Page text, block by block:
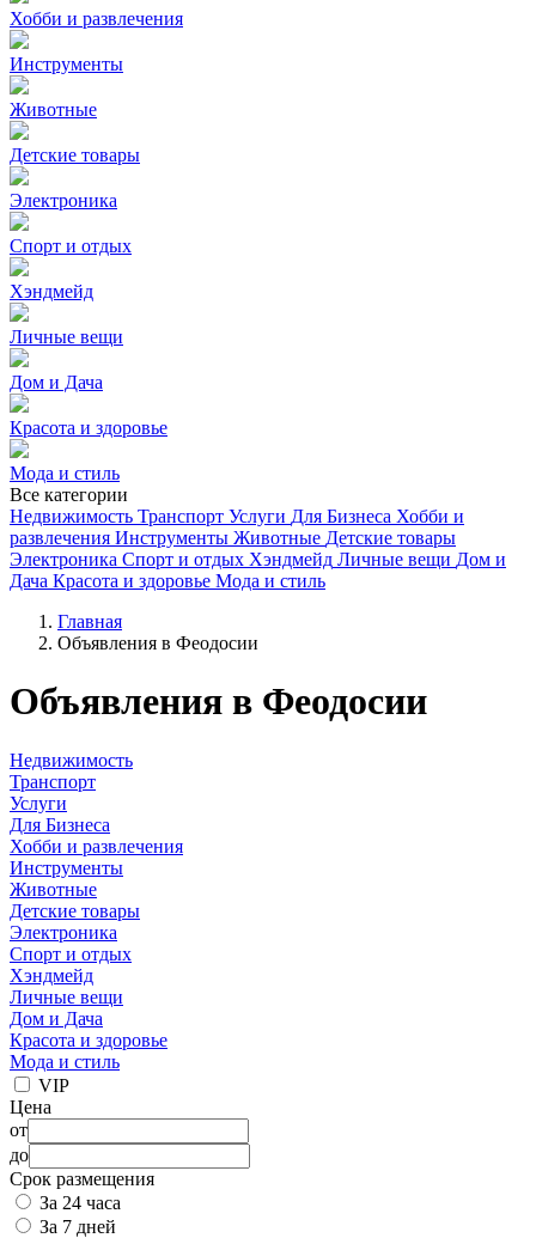
Хобби и развлечения
Инструменты
Животные
Детские товары
Электроника
Спорт и отдых
Хэндмейд
Личные вещи
Дом и Дача
Красота и здоровье
Мода и стиль
Все категории
Недвижимость Транспорт Услуги Для Бизнеса Хобби и
развлечения Инструменты Животные Детские товары
Электроника Спорт и отдых Хэндмейд Личные вещи Дом и
Дача Красота и здоровье Мода и стиль
Главная
Объявления в Феодосии
Объявления в Феодосии
Недвижимость
Транспорт
Услуги
Для Бизнеса
Хобби и развлечения
Инструменты
Животные
Детские товары
Электроника
Спорт и отдых
Хэндмейд
Личные вещи
Дом и Дача
Красота и здоровье
Мода и стиль
VIP
Цена
от
до
Срок размещения
За 24 часа
За 7 дней